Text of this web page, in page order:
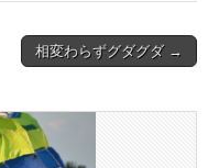
相変わらずグダグダ →